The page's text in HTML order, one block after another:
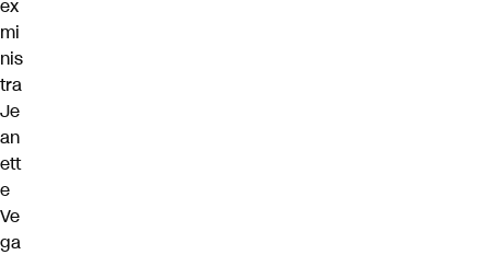
ex
mi
nis
tra
Je
an
ett
e
Ve
ga